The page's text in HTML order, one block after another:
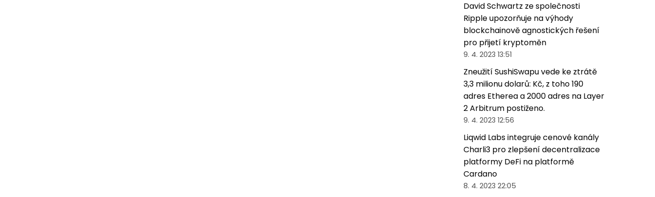
David Schwartz ze společnosti
Ripple upozorňuje na výhody
blockchainově agnostických řešení
pro přijetí kryptoměn
9. 4. 2023 13:51
Zneužití SushiSwapu vede ke ztrátě
3,3 milionu dolarů: Kč, z toho 190
adres Etherea a 2000 adres na Layer
2 Arbitrum postiženo.
9. 4. 2023 12:56
Liqwid Labs integruje cenové kanály
Charli3 pro zlepšení decentralizace
platformy DeFi na platformě
Cardano
8. 4. 2023 22:05